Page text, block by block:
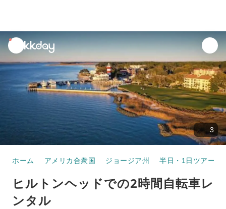
unread
notifications
3
ホーム アメリカ合衆国 ジョージア州 半日・1日ツアー
ヒルトンヘッドでの2時間自転車レ
ンタル